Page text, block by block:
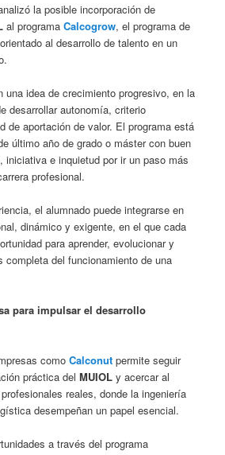
la posible incorporación de
al programaCalcogrow, el programa de
al desarrollo de talento en un
una idea de crecimiento progresivo, en la
desarrollar autonomía, criterio
de aportación de valor. El programa está
último año de grado o máster con buen
iniciativa e inquietud por ir un paso más
profesional.
el alumnado puede integrarse en
dinámico y exigente, en el que cada
para aprender, evolucionar y
completa del funcionamiento de una
para impulsar el desarrollo
comoCalconut permite seguir
práctica delMUIOL y acercar al
reales, donde la ingeniería
desempeñan un papel esencial.
a través del programa